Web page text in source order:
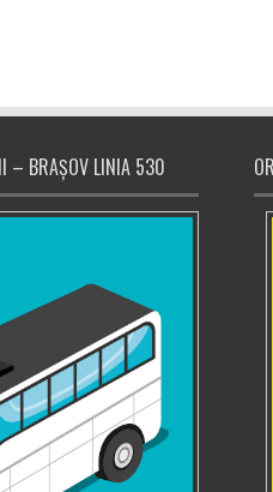
– BRAȘOV LINIA 530